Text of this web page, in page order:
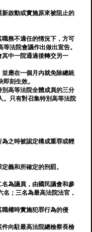
啟動或實施原來被阻止的
務不適任的情況下，方可
法院會議作出做出宣告。
中一院通過後轉交另一
應在一個月內就免除總統
刻生效。
高等法院全體成員的三分
。只有對召集特別高等法院
之時被認定構成重罪或輕
義和所確定的刑罰。
為議員，由國民議會和參
；三名為最高法院法官，
權時實施犯罪行為的侵
向駐最高法院總檢察長檢